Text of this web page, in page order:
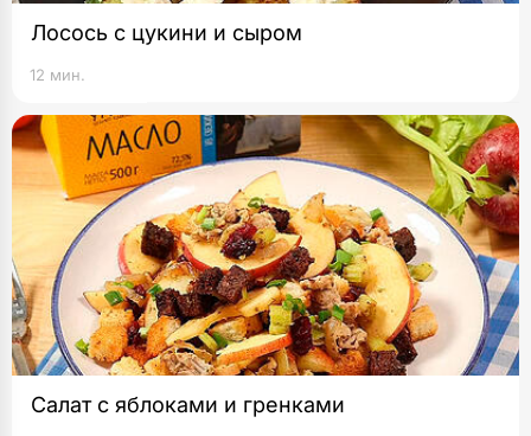
Лосось с цукини и сыром
12 мин.
Салат с яблоками и гренками